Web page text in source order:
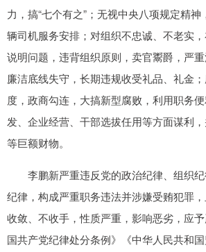
力，搞“七个有之”；无视中央八项规定精
辆司机服务安排；对组织不忠诚、不老实
说明问题，违背组织原则，卖官鬻爵，严
廉洁底线失守，长期违规收受礼品、礼金
度，政商勾连，大搞新型腐败，利用职务
发、企业经营、干部选拔任用等方面谋利
等巨额财物。
李鹏新严重违反党的政治纪律、组织纪
纪律，构成严重职务违法并涉嫌受贿犯罪
收敛、不收手，性质严重，影响恶劣，应
国共产党纪律处分条例》《中华人民共和